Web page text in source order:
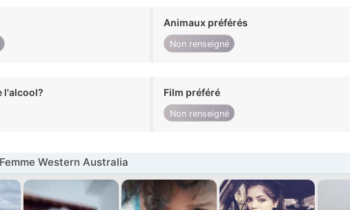
Animaux préférés
Non renseigné
l'alcool? Film préféré
Non renseigné
Western Australia